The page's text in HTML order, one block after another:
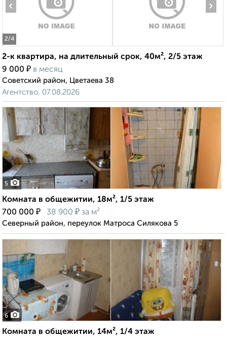
2/4
‹ ›
2-к квартира, на длительный срок, 40м², 2/5 этаж
9 000 ₽ в месяц
Советский район, Цветаева 38
Агентство, 07.08.2026
5
Комната в общежитии, 18м², 1/5 этаж
700 000 ₽ 38 900 ₽ за м²
Северный район, переулок Матроса Силякова 5
6
Комната в общежитии, 14м², 1/4 этаж